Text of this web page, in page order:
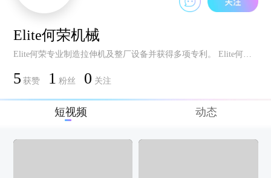
Elite何荣机械
Elite何荣专业制造拉伸机及整厂设备并获得多项专利。 Elite何荣累积40年Combine Machine生产经验及技术，采用最新3D绘图软体及机构模拟系统，从设计到装配对每个细节的品质都谨慎把关，这是我们所坚持的。
5 获赞 1 粉丝 0 关注
短视频 动态